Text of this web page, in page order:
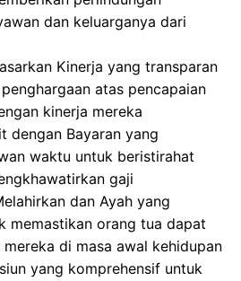
dan keluarganya dari
Kinerja yang transparan
atas pencapaian
kinerja mereka
dengan Bayaran yang
waktu untuk beristirahat
gaji
dan Ayah yang
memastikan orang tua dapat
di masa awal kehidupan
yang komprehensif untuk